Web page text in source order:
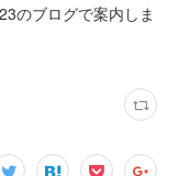
のブログで案内しま